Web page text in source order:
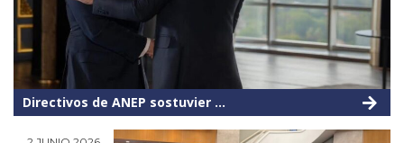
Directivos de ANEP sostuvier ...